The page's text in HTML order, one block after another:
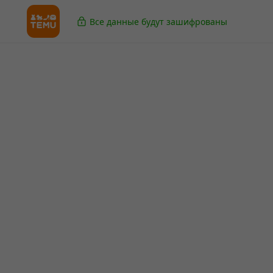
Все данные будут зашифрованы